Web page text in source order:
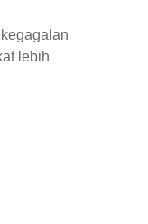
lebih